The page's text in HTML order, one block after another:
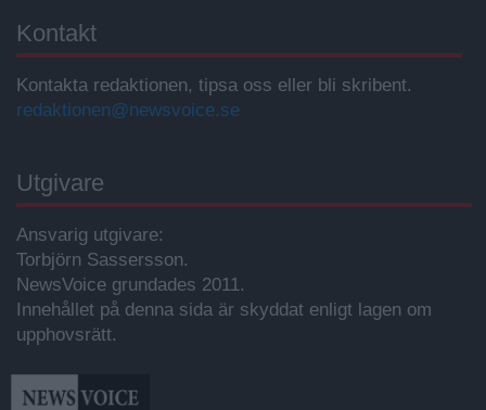
Kontakt
Kontakta redaktionen, tipsa oss eller bli skribent.
redaktionen@newsvoice.se
Utgivare
Ansvarig utgivare:
Torbjörn Sassersson.
NewsVoice grundades 2011.
Innehållet på denna sida är skyddat enligt lagen om
upphovsrätt.